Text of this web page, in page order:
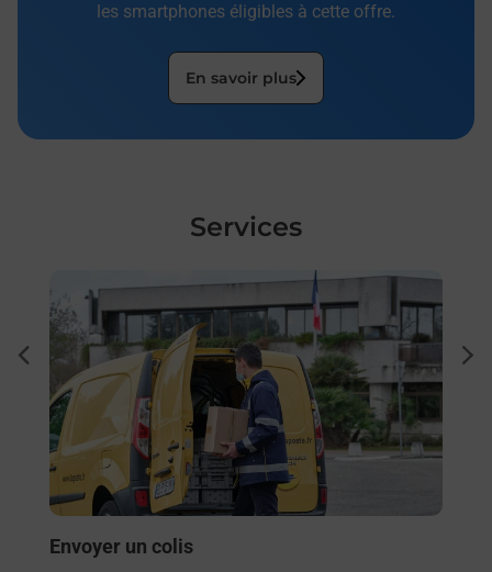
les smartphones éligibles à cette offre.
En savoir plus
Services
En savoir plus
Envoyer un colis